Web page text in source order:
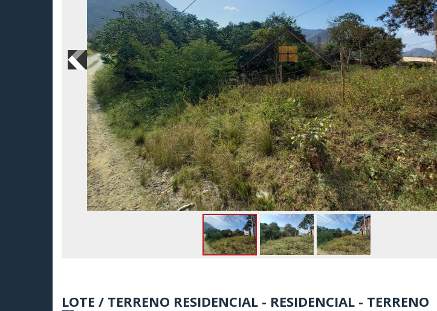
LOTE / TERRENO RESIDENCIAL - RESIDENCIAL - TERRENO